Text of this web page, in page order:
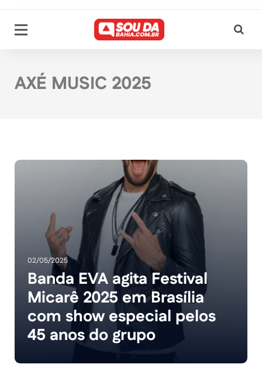
AXÉ MUSIC 2025
02/05/2025
Banda EVA agita Festival
Micarê 2025 em Brasília
com show especial pelos
45 anos do grupo